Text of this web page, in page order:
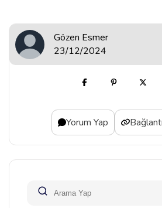
Gözen Esmer
23/12/2024
Yorum Yap